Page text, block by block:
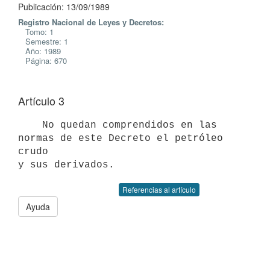
Publicación: 13/09/1989
Registro Nacional de Leyes y Decretos:
Tomo: 1
Semestre: 1
Año: 1989
Página: 670
Artículo 3
normas de este Decreto el petróleo
crudo
Referencias al artículo
Ayuda